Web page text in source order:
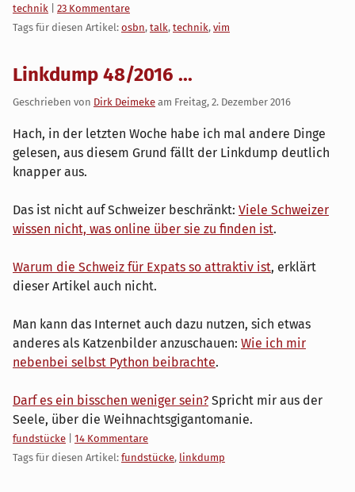
Kategorien:
technik
23 Kommentare
Tags für diesen Artikel: osbn, talk, technik, vim
Linkdump 48/2016 ...
Geschrieben von Dirk Deimeke am Freitag, 2. Dezember 2016
Hach, in der letzten Woche habe ich mal andere Dinge
gelesen, aus diesem Grund fällt der Linkdump deutlich
knapper aus.
Das ist nicht auf Schweizer beschränkt: Viele Schweizer
wissen nicht, was online über sie zu finden ist.
Warum die Schweiz für Expats so attraktiv ist, erklärt
dieser Artikel auch nicht.
Man kann das Internet auch dazu nutzen, sich etwas
anderes als Katzenbilder anzuschauen: Wie ich mir
nebenbei selbst Python beibrachte.
Darf es ein bisschen weniger sein? Spricht mir aus der
Seele, über die Weihnachtsgigantomanie.
Kategorien:
fundstücke
14 Kommentare
Tags für diesen Artikel: fundstücke, linkdump